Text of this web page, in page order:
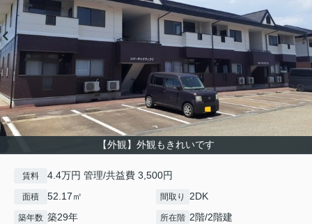
【外観】外観もきれいです
賃料 4.4万円 管理/共益費 3,500円
面積 52.17㎡ 間取り 2DK
築年数 築29年 所在階 2階/2階建